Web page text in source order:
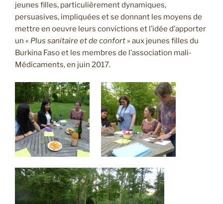
jeunes filles, particulièrement dynamiques,
persuasives, impliquées et se donnant les moyens de
mettre en oeuvre leurs convictions et l’idée d’apporter
un « Plus sanitaire et de confort » aux jeunes filles du
Burkina Faso et les membres de l’association mali-
Médicaments, en juin 2017.